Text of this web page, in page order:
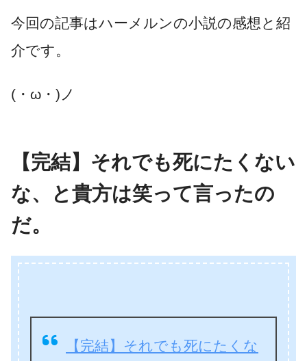
今回の記事はハーメルンの小説の感想と紹
介です。
(・ω・)ノ
【完結】それでも死にたくない
な、と貴方は笑って言ったの
だ。
【完結】それでも死にたくな